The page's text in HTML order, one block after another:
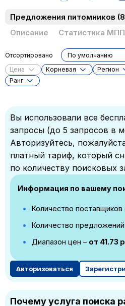
Предложения питомников
Описание
Статистика
Цена Корневая Регион
Ранг
Отсортировано По умолчанию
Вы использовали все
запросы (до 5 запросов в
Авторизуйтесь,
платный тариф, который
по количеству поисковых
Информация по вашему
Количество поставщиков
Количество
Диапазон цен – от 41.73
Авторизоваться
Почему услуга поиска